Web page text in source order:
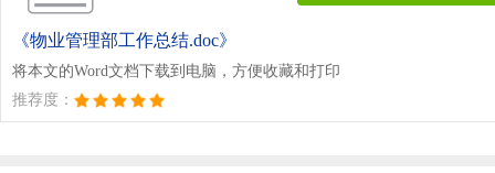
《物业管理部工作总结.doc》
将本文的Word文档下载到电脑，方便收藏和打印
推荐度：